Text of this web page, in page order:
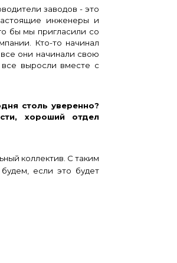
заводов - это
инженеры и
бы мы пригласили со
Кто-то начинал
они начинали свою
все выросли вместе с
столь уверенно?
хороший отдел
коллектив. С таким
если это будет